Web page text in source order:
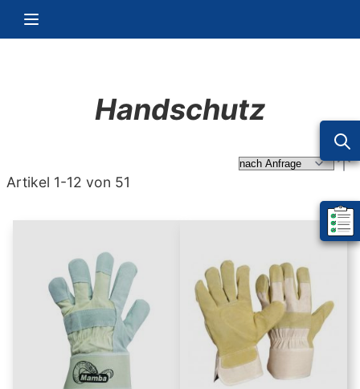
Navigation umschalten
Mein
Handschutz
Artikel 1-12 von 51